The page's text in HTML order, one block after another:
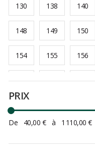
130 138 140
148 149 150
154 155 156
158 159 160
PRIX
De 40,00 € à 1 110,00 €